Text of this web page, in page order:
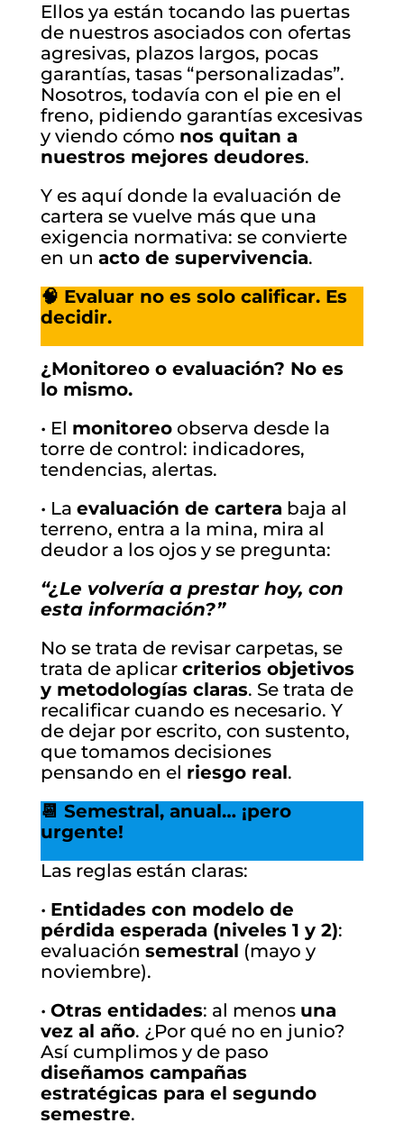
Ellos ya están tocando las puertas
de nuestros asociados con ofertas
agresivas, plazos largos, pocas
garantías, tasas “personalizadas”.
Nosotros, todavía con el pie en el
freno, pidiendo garantías excesivas
y viendo cómo nos quitan a
nuestros mejores deudores.
Y es aquí donde la evaluación de
cartera se vuelve más que una
exigencia normativa: se convierte
en un acto de supervivencia.
🧠 Evaluar no es solo calificar. Es
decidir.
¿Monitoreo o evaluación? No es
lo mismo.
• El monitoreoobserva desde la
torre de control: indicadores,
tendencias, alertas.
• La evaluación de cartera baja al
terreno, entra a la mina, mira al
deudor a los ojos y se pregunta:
“¿Le volvería a prestar hoy, con
esta información?”
No se trata de revisar carpetas, se
trata de aplicar criterios objetivos
y metodologías claras. Se trata de
recalificar cuando es necesario. Y
de dejar por escrito, con sustento,
que tomamos decisiones
pensando en el riesgo real.
📆 Semestral, anual… ¡pero
urgente!
Las reglas están claras:
• Entidades con modelo de
pérdida esperada (niveles 1 y 2):
evaluación semestral (mayo y
noviembre).
• Otras entidades: al menos una
vez al año. ¿Por qué no en junio?
Así cumplimos y de paso
diseñamos campañas
estratégicas para el segundo
semestre.